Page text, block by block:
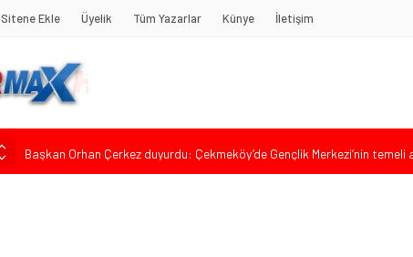
Sitene Ekle Üyelik Tüm Yazarlar Künye İletişim
Başkan Orhan Çerkez duyurdu: Çekmeköy’de Gençlik Merkezi’nin temeli
CHP’li Önder Ulutaş’tan Üsküdar Başkan Vekili Seçimine Sert Tepki: